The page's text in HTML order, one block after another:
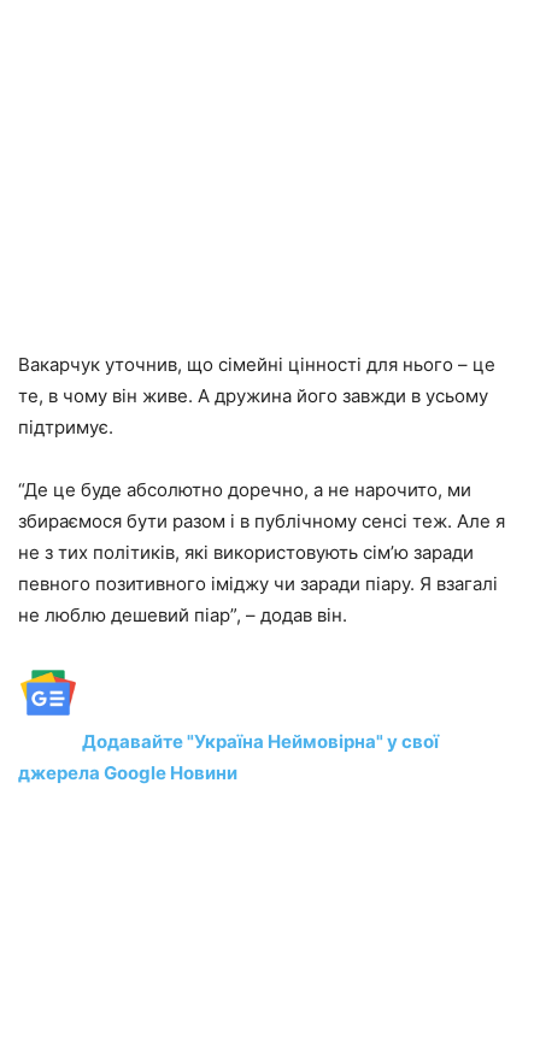
Вакарчук уточнив, що сімейні цінності для нього – це
те, в чому він живе. А дружина його завжди в усьому
підтримує.
“Де це буде абсолютно доречно, а не нарочито, ми
збираємося бути разом і в публічному сенсі теж. Але я
не з тих політиків, які використовують сім’ю заради
певного позитивного іміджу чи заради піару. Я взагалі
не люблю дешевий піар”, – додав він.
Додавайте "Україна Неймовірна" у свої
джерела Google Новини